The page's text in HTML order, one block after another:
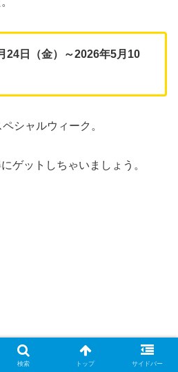
24日（金）～2026年5月10
シャルウィーク。
ゲットしちゃいましょう。
検索 トップ サイドバー